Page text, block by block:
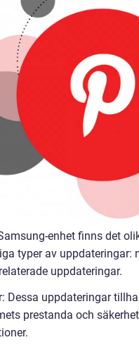
enhet finns det
typer av uppdateringar:
uppdateringar.
Dessa uppdateringar
prestanda och